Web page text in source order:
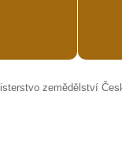
zemědělství